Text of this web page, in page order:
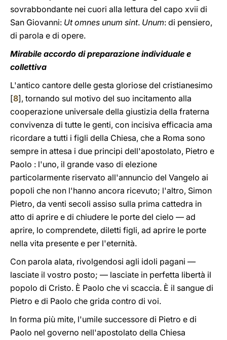
sovrabbondante nei cuori alla lettura del capo xvii di
San Giovanni: Ut omnes unum sint. Unum: di pensiero,
di parola e di opere.
Mirabile accordo di preparazione individuale e
collettiva
L'antico cantore delle gesta gloriose del cristianesimo
[8], tornando sul motivo del suo incitamento alla
cooperazione universale della giustizia della fraterna
convivenza di tutte le genti, con incisiva efficacia ama
ricordare a tutti i figli della Chiesa, che a Roma sono
sempre in attesa i due principi dell'apostolato, Pietro e
Paolo : l'uno, il grande vaso di elezione
particolarmente riservato all'annuncio del Vangelo ai
popoli che non l'hanno ancora ricevuto; l'altro, Simon
Pietro, da venti secoli assiso sulla prima cattedra in
atto di aprire e di chiudere le porte del cielo — ad
aprire, lo comprendete, diletti figli, ad aprire le porte
nella vita presente e per l'eternità.
Con parola alata, rivolgendosi agli idoli pagani —
lasciate il vostro posto; — lasciate in perfetta libertà il
popolo di Cristo. È Paolo che vi scaccia. È il sangue di
Pietro e di Paolo che grida contro di voi.
In forma più mite, l'umile successore di Pietro e di
Paolo nel governo nell'apostolato della Chiesa